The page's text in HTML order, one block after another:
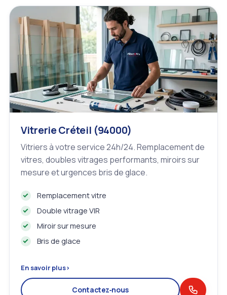
Vitrerie Créteil (94000)
Vitriers à votre service 24h/24. Remplacement de
vitres, doubles vitrages performants, miroirs sur
mesure et urgences bris de glace.
Remplacement vitre
Double vitrage VIR
Miroir sur mesure
Bris de glace
En savoir plus›
Contactez‑nous